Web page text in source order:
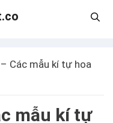
Các mẫu kí tự hoa
mẫu kí tự